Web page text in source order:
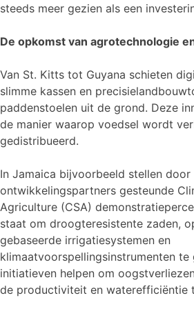
steeds meer gezien als een
De opkomst van agrotechnologie
Van St. Kitts tot Guyana schieten
slimme kassen en
paddenstoelen uit de grond. Deze
de manier waarop voedsel wordt
gedistribueerd.
In Jamaica bijvoorbeeld stellen door
ontwikkelingspartners gesteunde
Agriculture (CSA)
staat om droogteresistente zaden,
gebaseerde irrigatiesystemen en
klimaatvoorspellingsinstrumenten te
initiatieven helpen om
de productiviteit en waterefficiëntie